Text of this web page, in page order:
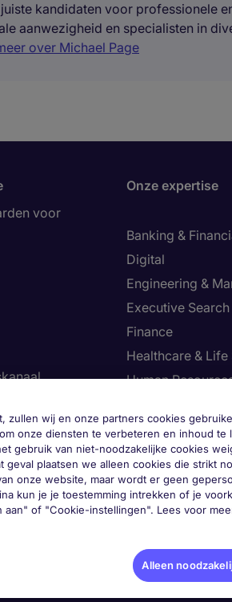
kandidaten voor professionele
aanwezigheid en specialisten in
over Michael Page
voor
Onze expertise
Banking &
Digital
Engineering &
Executive Search
Finance
Healthcare & Life
Human
Legal
Pas je
zullen wij en onze partners cookies
onze diensten te verbeteren en inhoud te
gebruik van niet-noodzakelijke cookies
geval plaatsen we alleen cookies die strikt
onze website, maar wordt er geen
kun je je toestemming intrekken of je
aan" of "Cookie-instellingen". Lees voor
Alleen